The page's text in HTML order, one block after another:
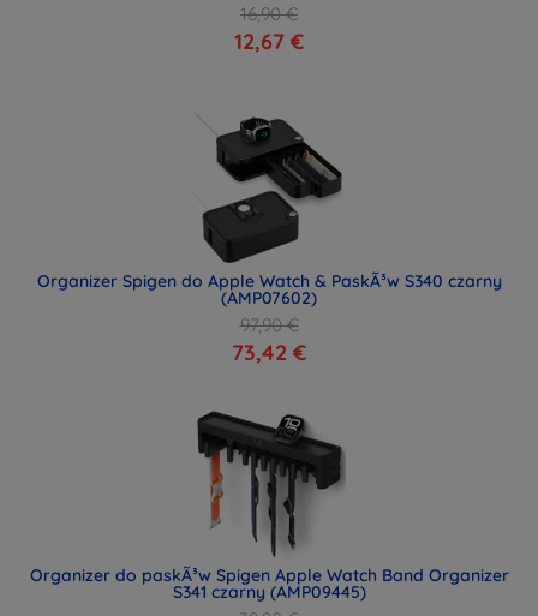
16,90 €
12,67 €
Organizer Spigen do Apple Watch & PaskÃ³w S340 czarny
(AMP07602)
97,90 €
73,42 €
Organizer do paskÃ³w Spigen Apple Watch Band Organizer
S341 czarny (AMP09445)